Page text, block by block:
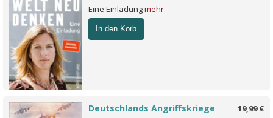
Eine Einladungmehr
In den Korb
19,99 €
Deutschlands Angriffskriege